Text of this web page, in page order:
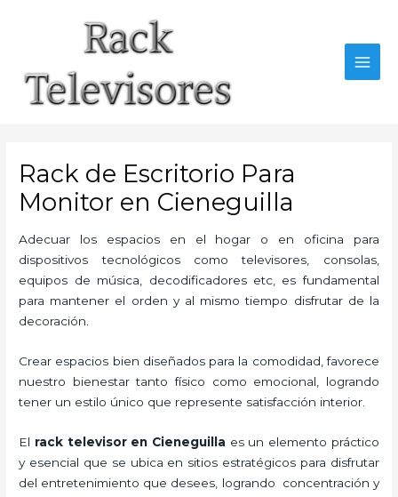
Rack de Escritorio Para
Monitor en Cieneguilla
Adecuar los espacios en el hogar o en oficina para
dispositivos tecnológicos como televisores, consolas,
equipos de música, decodificadores etc, es fundamental
para mantener el orden y al mismo tiempo disfrutar de la
decoración.
Crear espacios bien diseñados para la comodidad, favorece
nuestro bienestar tanto físico como emocional, logrando
tener un estilo único que represente satisfacción interior.
El rack televisor en Cieneguilla es un elemento práctico
y esencial que se ubica en sitios estratégicos para disfrutar
del entretenimiento que desees, logrando concentración y